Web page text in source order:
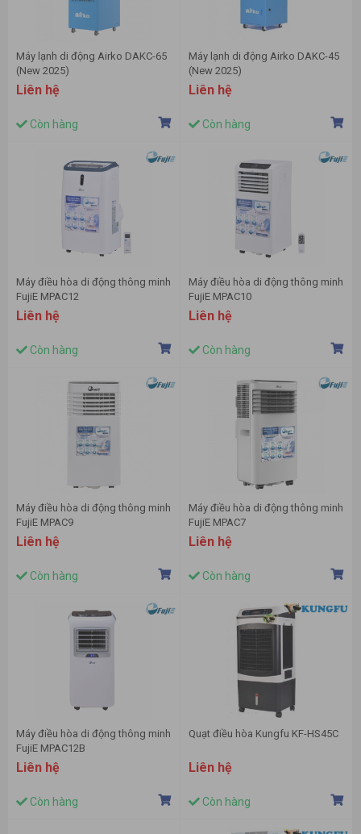
Máy lạnh di động Airko DAKC-65
(New 2025)
Liên hệ
Còn hàng
Máy lạnh di động Airko DAKC-45
(New 2025)
Liên hệ
Còn hàng
Máy điều hòa di động thông minh
FujiE MPAC12
Liên hệ
Còn hàng
Máy điều hòa di động thông minh
FujiE MPAC10
Liên hệ
Còn hàng
Máy điều hòa di động thông minh
FujiE MPAC9
Liên hệ
Còn hàng
Máy điều hòa di động thông minh
FujiE MPAC7
Liên hệ
Còn hàng
Máy điều hòa di động thông minh
FujiE MPAC12B
Liên hệ
Còn hàng
Quạt điều hòa Kungfu KF-HS45C
Liên hệ
Còn hàng